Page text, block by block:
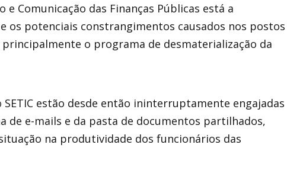
Comunicação das Finanças Públicas está a
os potenciais constrangimentos causados nos postos
o programa de desmaterialização da
SETIC estão desde então ininterruptamente engajadas
de e-mails e da pasta de documentos partilhados,
na produtividade dos funcionários das